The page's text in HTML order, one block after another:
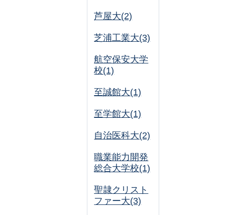
芦屋大(2)
芝浦工業大(3)
航空保安大学
校(1)
至誠館大(1)
至学館大(1)
自治医科大(2)
職業能力開発
総合大学校(1)
聖隷クリスト
ファー大(3)